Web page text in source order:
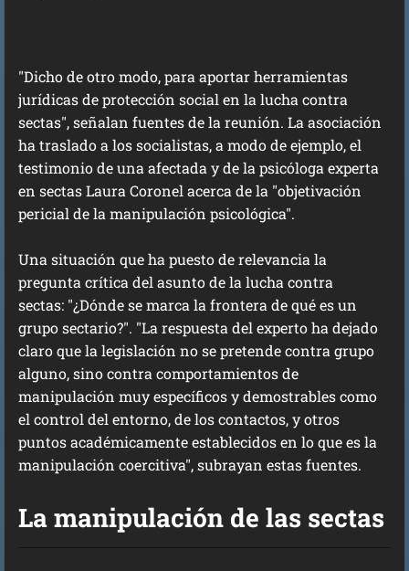
"Dicho de otro modo, para aportar herramientas
jurídicas de protección social en la lucha contra
sectas", señalan fuentes de la reunión. La asociación
ha traslado a los socialistas, a modo de ejemplo, el
testimonio de una afectada y de la psicóloga experta
en sectas Laura Coronel acerca de la "objetivación
pericial de la manipulación psicológica".
Una situación que ha puesto de relevancia la
pregunta crítica del asunto de la lucha contra
sectas: "¿Dónde se marca la frontera de qué es un
grupo sectario?". "La respuesta del experto ha dejado
claro que la legislación no se pretende contra grupo
alguno, sino contra comportamientos de
manipulación muy específicos y demostrables como
el control del entorno, de los contactos, y otros
puntos académicamente establecidos en lo que es la
manipulación coercitiva", subrayan estas fuentes.
La manipulación de las sectas